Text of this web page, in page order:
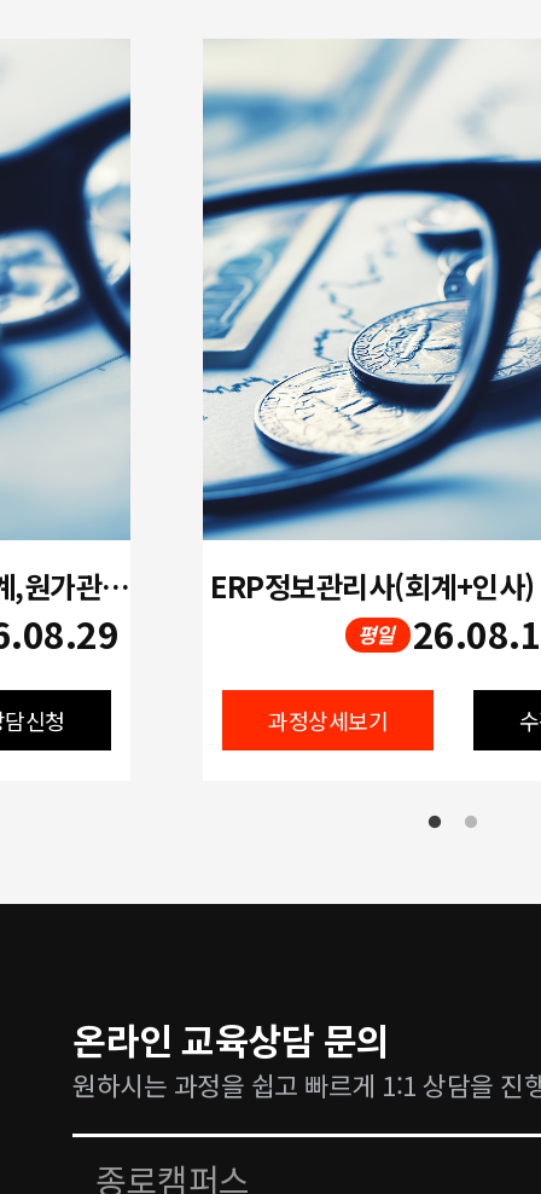
[저녁, 주말]재경관리사(재무회계,원가관리회계,세무회계)과정
신청
ERP정보관리사(회계+인사
평일
과정상세보기
온라인 교육상담 문의
원하시는 과정을 쉽고 빠르게 1:1 상담을 진